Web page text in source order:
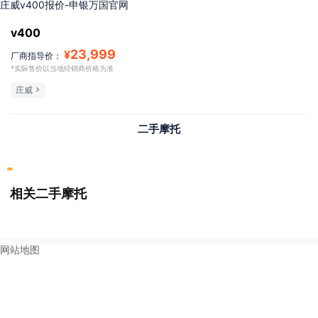
庄威v400报价-申银万国官网
v400
厂商指导价： ¥23,999
*实际售价以当地经销商价格为准
庄威
二手摩托
相关二手摩托
网站地图